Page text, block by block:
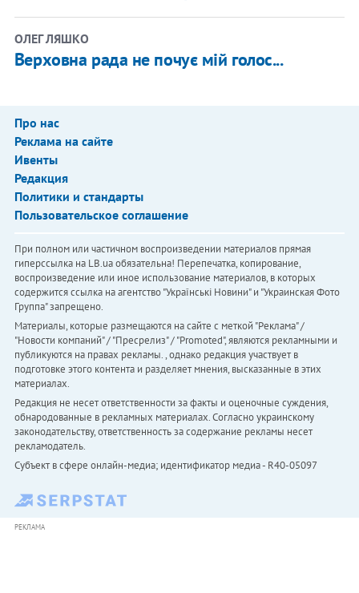
ОЛЕГ ЛЯШКО
Верховна рада не почує мій голос...
Про нас
Реклама на сайте
Ивенты
Редакция
Политики и стандарты
Пользовательское соглашение
При полном или частичном воспроизведении материалов прямая
гиперссылка на LB.ua обязательна! Перепечатка, копирование,
воспроизведение или иное использование материалов, в которых
содержится ссылка на агентство "Українськi Новини" и "Украинская Фото
Группа" запрещено.
Материалы, которые размещаются на сайте с меткой "Реклама" /
"Новости компаний" / "Пресрелиз" / "Promoted", являются рекламными и
публикуются на правах рекламы. , однако редакция участвует в
подготовке этого контента и разделяет мнения, высказанные в этих
материалах.
Редакция не несет ответственности за факты и оценочные суждения,
обнародованные в рекламных материалах. Согласно украинскому
законодательству, ответственность за содержание рекламы несет
рекламодатель.
Субъект в сфере онлайн-медиа; идентификатор медиа - R40-05097
РЕКЛАМА